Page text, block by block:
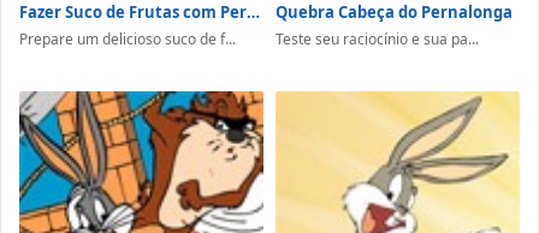
Fazer Suco de Frutas com Pernalonga
Prepare um delicioso suco de f...
Quebra Cabeça do Pernalonga
Teste seu raciocínio e sua pa...